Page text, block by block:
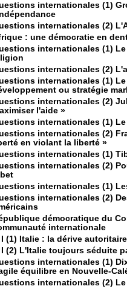
internationales (1)
internationales (2)
: une démocratie en
internationales (1)
internationales (2)
internationales (1)
ou stratégie
internationales (2)
l'aide »
internationales (1)
internationales (2)
en violant la liberté »
internationales (1)
internationales (2)
internationales (1)
internationales (2)
démocratique du
internationale
I (1) Italie : la dérive autoritaire
I (2) L'Italie toujours séduite
internationales (1)
équilibre en Nouvelle-
internationales (2)